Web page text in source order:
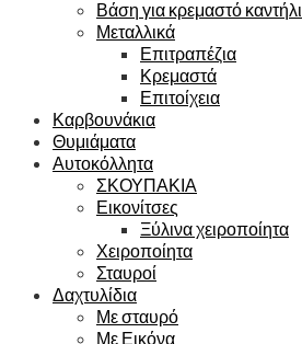
Βάση για κρεμαστό καντήλι
Μεταλλικά
Επιτραπέζια
Κρεμαστά
Επιτοίχεια
Καρβουνάκια
Θυμιάματα
Αυτοκόλλητα
ΣΚΟΥΠΑΚΙΑ
Εικονίτσες
Ξύλινα χειροποίητα
Χειροποίητα
Σταυροί
Δαχτυλίδια
Με σταυρό
Με Εικόνα